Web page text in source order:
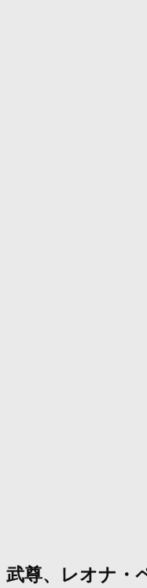
武尊、レオナ・